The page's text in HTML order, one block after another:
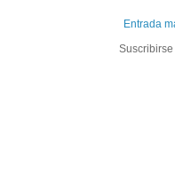
Entrada
Suscribirse